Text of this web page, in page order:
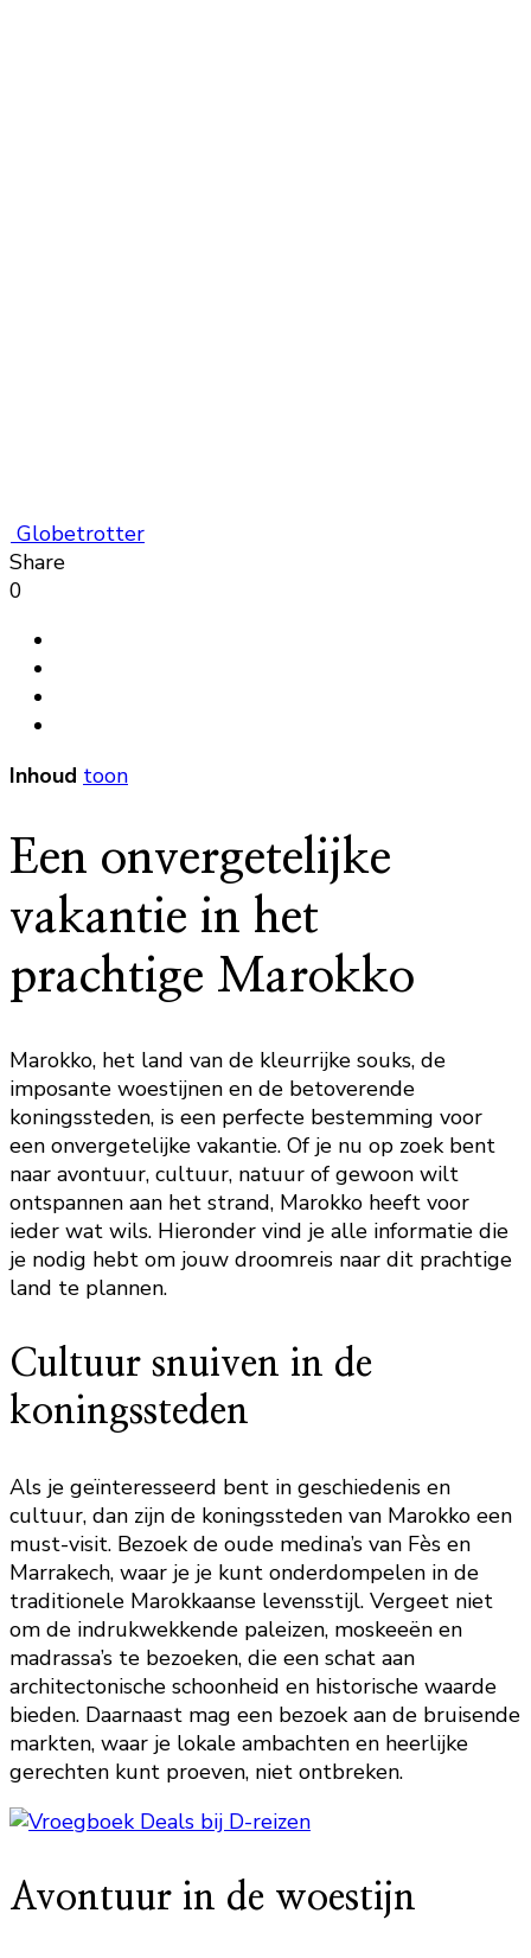
Globetrotter
Share
0
Inhoud toon
Een onvergetelijke
vakantie in het
prachtige Marokko
Marokko, het land van de kleurrijke souks, de
imposante woestijnen en de betoverende
koningssteden, is een perfecte bestemming voor
een onvergetelijke vakantie. Of je nu op zoek bent
naar avontuur, cultuur, natuur of gewoon wilt
ontspannen aan het strand, Marokko heeft voor
ieder wat wils. Hieronder vind je alle informatie die
je nodig hebt om jouw droomreis naar dit prachtige
land te plannen.
Cultuur snuiven in de
koningssteden
Als je geïnteresseerd bent in geschiedenis en
cultuur, dan zijn de koningssteden van Marokko een
must-visit. Bezoek de oude medina’s van Fès en
Marrakech, waar je je kunt onderdompelen in de
traditionele Marokkaanse levensstijl. Vergeet niet
om de indrukwekkende paleizen, moskeeën en
madrassa’s te bezoeken, die een schat aan
architectonische schoonheid en historische waarde
bieden. Daarnaast mag een bezoek aan de bruisende
markten, waar je lokale ambachten en heerlijke
gerechten kunt proeven, niet ontbreken.
Avontuur in de woestijn